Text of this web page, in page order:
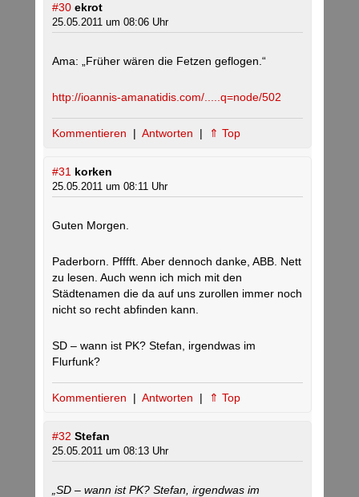
#30 ekrot
25.05.2011 um 08:06 Uhr
Ama: „Früher wären die Fetzen geflogen.“
http://ioannis-amanatidis.com/.....q=node/502
Kommentieren | Antworten | ⇑ Top
#31 korken
25.05.2011 um 08:11 Uhr
Guten Morgen.
Paderborn. Pfffft. Aber dennoch danke, ABB. Nett
zu lesen. Auch wenn ich mich mit den
Städtenamen die da auf uns zurollen immer noch
nicht so recht abfinden kann.
SD – wann ist PK? Stefan, irgendwas im
Flurfunk?
Kommentieren | Antworten | ⇑ Top
#32 Stefan
25.05.2011 um 08:13 Uhr
„SD – wann ist PK? Stefan, irgendwas im